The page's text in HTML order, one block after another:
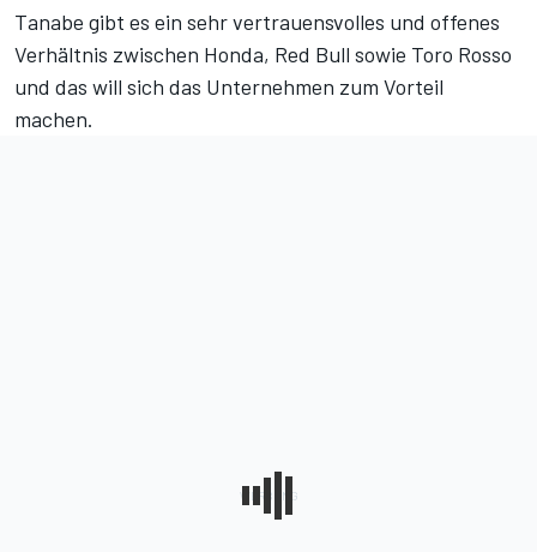
Tanabe gibt es ein sehr vertrauensvolles und offenes
Verhältnis zwischen Honda, Red Bull sowie Toro Rosso
und das will sich das Unternehmen zum Vorteil
machen.